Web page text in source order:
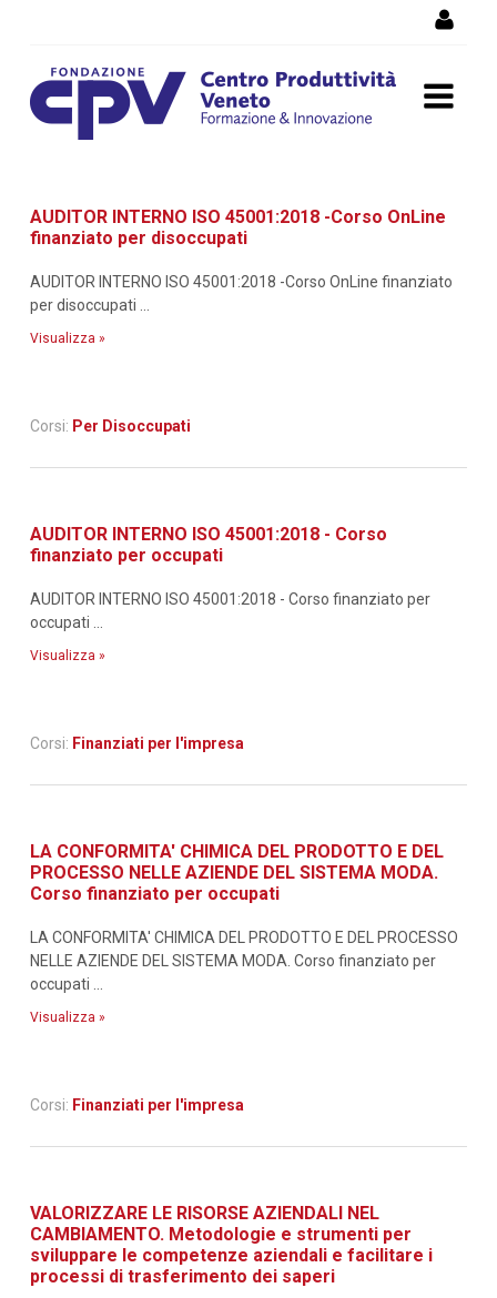
formazione
AUDITOR INTERNO ISO 45001:2018 -Corso OnLine
finanziato per disoccupati
AUDITOR INTERNO ISO 45001:2018 -Corso OnLine finanziato
per disoccupati ...
Visualizza »
Corsi: Per Disoccupati
AUDITOR INTERNO ISO 45001:2018 - Corso
finanziato per occupati
AUDITOR INTERNO ISO 45001:2018 - Corso finanziato per
occupati ...
Visualizza »
Corsi: Finanziati per l'impresa
LA CONFORMITA' CHIMICA DEL PRODOTTO E DEL
PROCESSO NELLE AZIENDE DEL SISTEMA MODA.
Corso finanziato per occupati
LA CONFORMITA' CHIMICA DEL PRODOTTO E DEL PROCESSO
NELLE AZIENDE DEL SISTEMA MODA. Corso finanziato per
occupati ...
Visualizza »
Corsi: Finanziati per l'impresa
VALORIZZARE LE RISORSE AZIENDALI NEL
CAMBIAMENTO. Metodologie e strumenti per
sviluppare le competenze aziendali e facilitare i
processi di trasferimento dei saperi